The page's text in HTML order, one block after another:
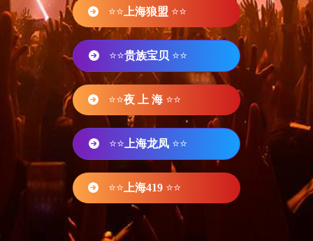
⭐⭐ 上海狼盟 ⭐⭐
⭐⭐贵族宝贝 ⭐⭐
⭐⭐夜 上 海 ⭐⭐
⭐⭐ 上海龙凤 ⭐⭐
⭐⭐ 上海419 ⭐⭐